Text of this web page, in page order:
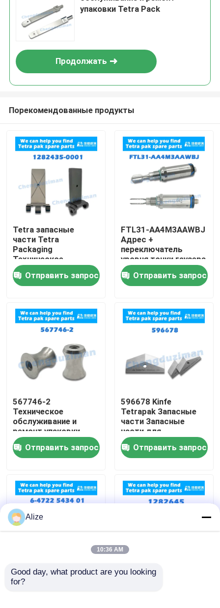
Дом
Продукты
О нас
Путешествие фабрики
Проверка качества
Свяжитесь мы
Упаковка напитка еды
упаковки Tetra Pack
Продолжать
Порекомендованные продукты
Tetra запасные
части Tetra
Packaging
Техническое
обслуживание и
ремонт
Отправить запрос
FTL31-AA4M3AAWBJ
Адрес +
переключатель
уровня точки гаузера
Отправить запрос
567746-2
Техническое
обслуживание и
ремонт упаковки
Tetra
Отправить запрос
596678 Kinfe
Tetrapak Запасные
части Запасные
части для
обслуживания и
ремонта
Отправить запрос
6-4722 9247 01 6-
4323 0000 06
1282645 Kinfe
Alize
10:36 AM
Good day, what product are you looking
for?